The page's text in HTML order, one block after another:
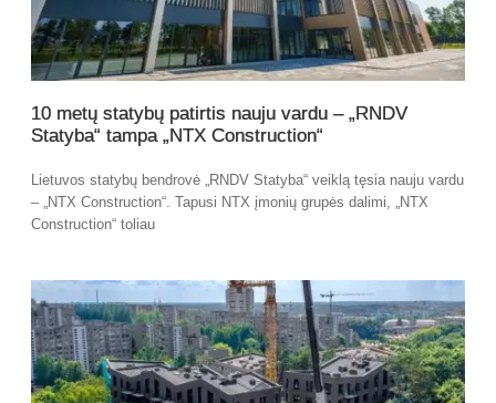
10 metų statybų patirtis nauju vardu – „RNDV
Statyba“ tampa „NTX Construction“
Lietuvos statybų bendrovė „RNDV Statyba“ veiklą tęsia nauju vardu
– „NTX Construction“. Tapusi NTX įmonių grupės dalimi, „NTX
Construction“ toliau